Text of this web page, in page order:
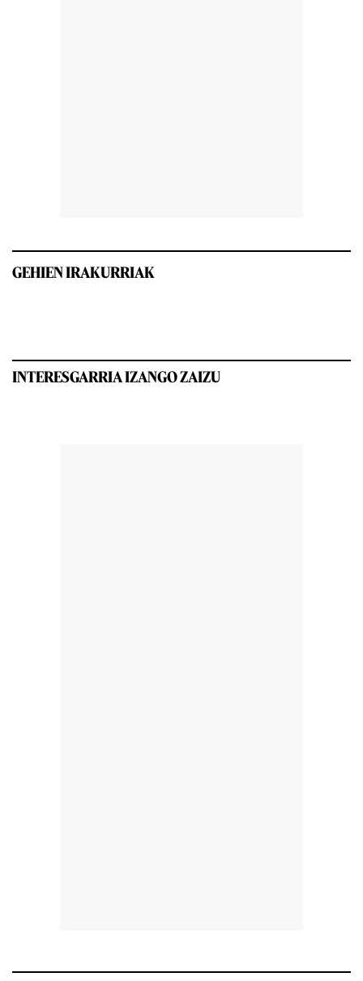
GEHIEN IRAKURRIAK
INTERESGARRIA IZANGO ZAIZU